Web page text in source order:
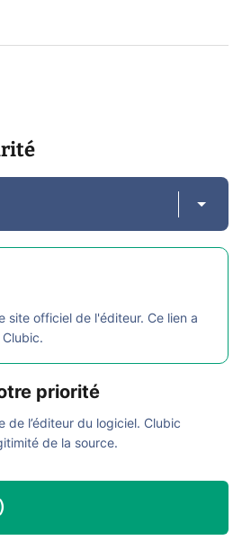
site officiel de l'éditeur. Ce lien a
priorité
de l’éditeur du logiciel. Clubic
de la source.